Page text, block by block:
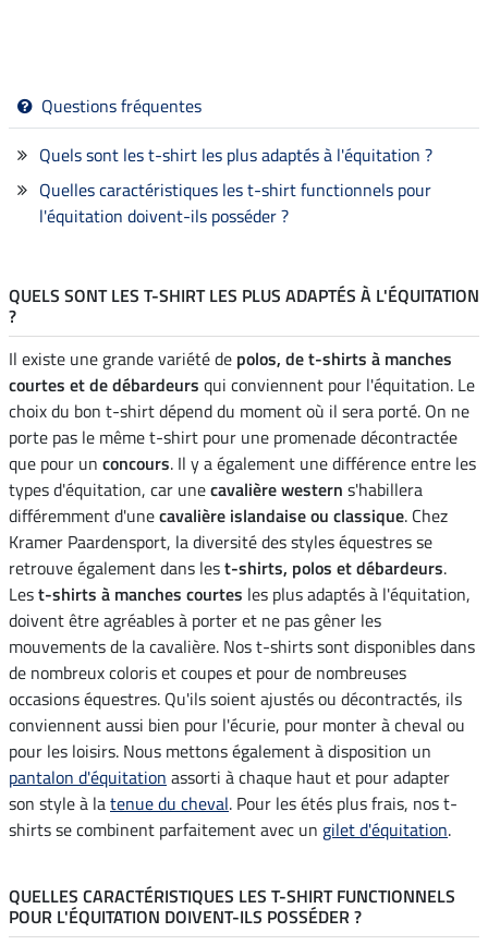
Questions fréquentes
Quels sont les t-shirt les plus adaptés à l'équitation ?
Quelles caractéristiques les t-shirt functionnels pour
l'équitation doivent-ils posséder ?
QUELS SONT LES T-SHIRT LES PLUS ADAPTÉS À L'ÉQUITATION
?
Il existe une grande variété de polos, de t-shirts à manches
courtes et de débardeurs qui conviennent pour l'équitation. Le
choix du bon t-shirt dépend du moment où il sera porté. On ne
porte pas le même t-shirt pour une promenade décontractée
que pour un concours. Il y a également une différence entre les
types d'équitation, car unecavalière western s'habillera
différemment d'unecavalière islandaise ou classique. Chez
Kramer Paardensport, la diversité des styles équestres se
retrouve également dans lest-shirts, polos et débardeurs.
Lest-shirts à manches courtes les plus adaptés à l'équitation,
doivent être agréables à porter et ne pas gêner les
mouvements de la cavalière. Nos t-shirts sont disponibles dans
de nombreux coloris et coupes et pour de nombreuses
occasions équestres. Qu'ils soient ajustés ou décontractés, ils
conviennent aussi bien pour l'écurie, pour monter à cheval ou
pour les loisirs. Nous mettons également à disposition un
pantalon d'équitation assorti à chaque haut et pour adapter
son style à latenue du cheval. Pour les étés plus frais, nos t-
shirts se combinent parfaitement avec un gilet d'équitation.
QUELLES CARACTÉRISTIQUES LES T-SHIRT FUNCTIONNELS
POUR L'ÉQUITATION DOIVENT-ILS POSSÉDER ?